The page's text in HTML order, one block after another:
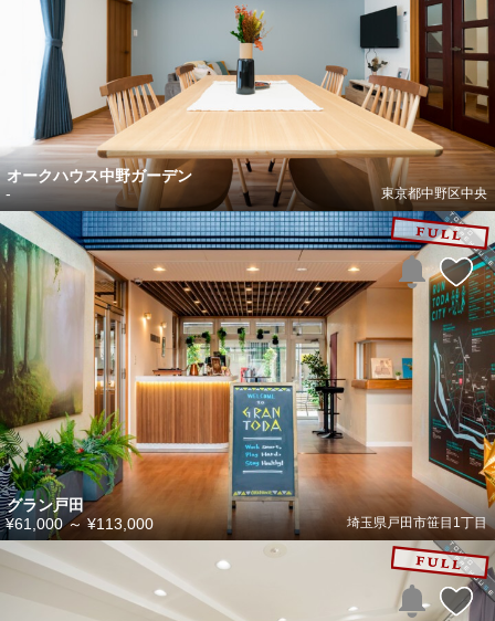
オークハウス中野ガーデン
東京都中野区中央
-
グラン戸田
埼玉県戸田市笹目1丁目
¥61,000～¥113,000